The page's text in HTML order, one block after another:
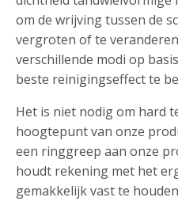
om de wrijving tussen de
vergroten of te
verschillende modi op
beste reinigingseffect te
Het is niet nodig om hard
hoogtepunt van onze
een ringgreep aan onze
houdt rekening met het
gemakkelijk vast te